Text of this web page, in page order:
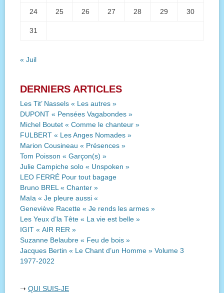
24 25 26 27 28 29 30
31
« Juil
DERNIERS ARTICLES
Les Tit’ Nassels « Les autres »
DUPONT « Pensées Vagabondes »
Michel Boutet « Comme le chanteur »
FULBERT « Les Anges Nomades »
Marion Cousineau « Présences »
Tom Poisson « Garçon(s) »
Julie Campiche solo « Unspoken »
LEO FERRÉ Pour tout bagage
Bruno BREL « Chanter »
Maïa « Je pleure aussi «
Geneviève Racette « Je rends les armes »
Les Yeux d’la Tête « La vie est belle »
IGIT « AIR RER »
Suzanne Belaubre « Feu de bois »
Jacques Bertin « Le Chant d’un Homme » Volume 3
1977-2022
➝ QUI SUIS-JE